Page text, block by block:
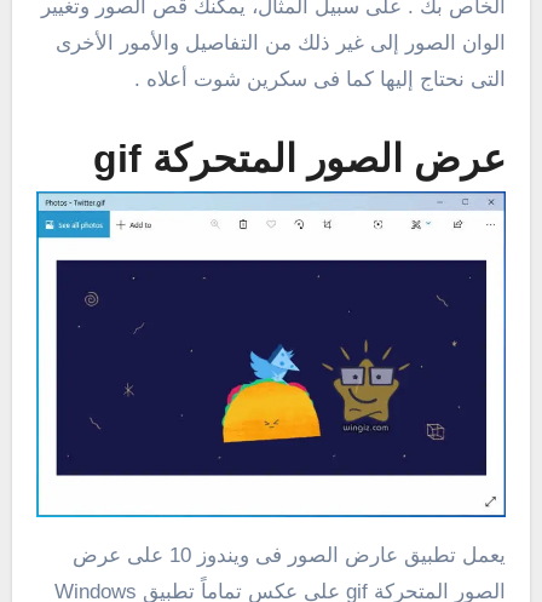
الخاص بك . على سبيل المثال، يمكنك قص الصور وتغيير
الوان الصور إلى غير ذلك من التفاصيل والأمور الأخرى
التى نحتاج إليها كما فى سكرين شوت أعلاه .
عرض الصور المتحركة gif
يعمل تطبيق عارض الصور فى ويندوز 10 على عرض
الصور المتحركة gif على عكس تماماً تطبيق Windows